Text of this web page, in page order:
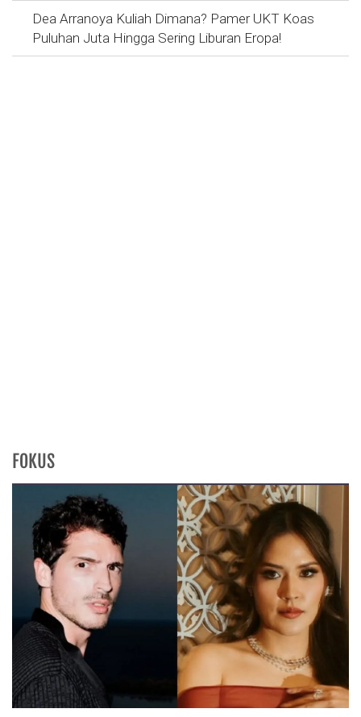
Dea Arranoya Kuliah Dimana? Pamer UKT Koas
Puluhan Juta Hingga Sering Liburan Eropa!
FOKUS